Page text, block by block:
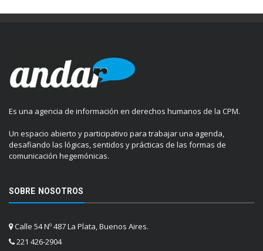
Es una agencia de información en derechos humanos de la CPM.
Un espacio abierto y participativo para trabajar una agenda,
desafiando las lógicas, sentidos y prácticas de las formas de
comunicación hegemónicas.
SOBRE NOSOTROS
Calle 54 Nº 487 La Plata, Buenos Aires.
221 426-2904